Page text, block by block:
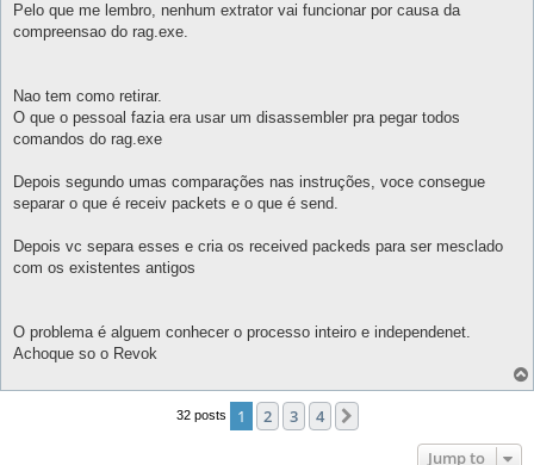
Pelo que me lembro, nenhum extrator vai funcionar por causa da
compreensao do rag.exe.
Nao tem como retirar.
O que o pessoal fazia era usar um disassembler pra pegar todos
comandos do rag.exe
Depois segundo umas comparações nas instruções, voce consegue
separar o que é receiv packets e o que é send.
Depois vc separa esses e cria os received packeds para ser mesclado
com os existentes antigos
O problema é alguem conhecer o processo inteiro e independenet.
Achoque so o Revok
32 posts 1 2 3 4
Jump to